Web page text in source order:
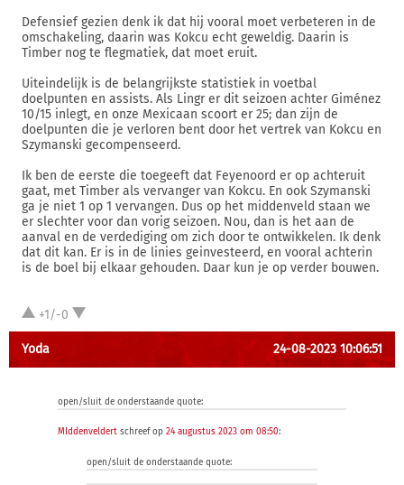
Defensief gezien denk ik dat hij vooral moet verbeteren in de
omschakeling, daarin was Kokcu echt geweldig. Daarin is
Timber nog te flegmatiek, dat moet eruit.
Uiteindelijk is de belangrijkste statistiek in voetbal
doelpunten en assists. Als Lingr er dit seizoen achter Giménez
10/15 inlegt, en onze Mexicaan scoort er 25; dan zijn de
doelpunten die je verloren bent door het vertrek van Kokcu en
Szymanski gecompenseerd.
Ik ben de eerste die toegeeft dat Feyenoord er op achteruit
gaat, met Timber als vervanger van Kokcu. En ook Szymanski
ga je niet 1 op 1 vervangen. Dus op het middenveld staan we
er slechter voor dan vorig seizoen. Nou, dan is het aan de
aanval en de verdediging om zich door te ontwikkelen. Ik denk
dat dit kan. Er is in de linies geinvesteerd, en vooral achterin
is de boel bij elkaar gehouden. Daar kun je op verder bouwen.
+1/-0
Yoda 24-08-2023 10:06:51
open/sluit de onderstaande quote:
MIddenveldert schreef op 24 augustus 2023 om 08:50:
open/sluit de onderstaande quote: